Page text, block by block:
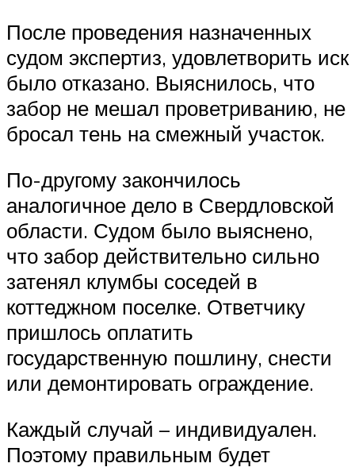
После проведения назначенных
судом экспертиз, удовлетворить иск
было отказано. Выяснилось, что
забор не мешал проветриванию, не
бросал тень на смежный участок.
По-другому закончилось
аналогичное дело в Свердловской
области. Судом было выяснено,
что забор действительно сильно
затенял клумбы соседей в
коттеджном поселке. Ответчику
пришлось оплатить
государственную пошлину, снести
или демонтировать ограждение.
Каждый случай – индивидуален.
Поэтому правильным будет